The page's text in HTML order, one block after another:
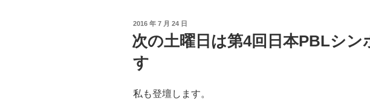
投
稿
日:
2016 年 7 月 24 日
次の土曜日は第4回日本PBLシン
す
私も登壇します。